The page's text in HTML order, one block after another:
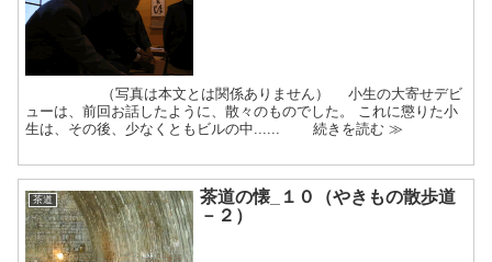
（写真は本文とは関係ありません） 小生の大寄せデビ
ューは、前回お話したように、散々のものでした。 これに懲りた小
生は、その後、少なくともビルの中...... 続きを読む ≫
茶道
茶道の懐_１０（やきもの散歩道
－２）